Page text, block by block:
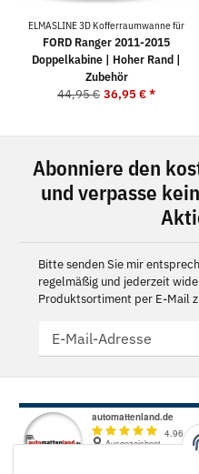
ELMASLINE 3D Kofferraumwanne für
FORD Ranger 2011-2015
Doppelkabine | Hoher Rand |
Zubehör
44,95 € 36,95 €*
Abonniere den
und verpasse
Bitte senden Sie mir
regelmäßig und jederzeit
Produktsortiment per E-Mail